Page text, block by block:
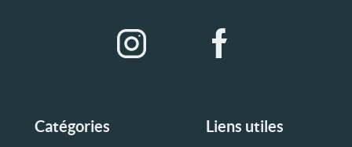
Catégories Liens utiles